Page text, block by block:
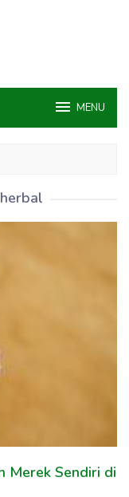
MENU
Merek Sendiri di